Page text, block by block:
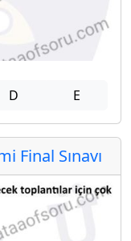
D E
Final Sınavı